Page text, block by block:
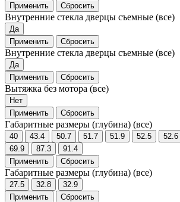
Применить
Сбросить
Внутренние стекла дверцы съемные (все)
Да
Применить
Сбросить
Внутренние стекла дверцы съемные (все)
Да
Применить
Сбросить
Вытяжка без мотора (все)
Нет
Применить
Сбросить
Габаритные размеры (глубина) (все)
40 43.4 50.7 51.7 51.9 52.5 52.6
69.9
87.3
91.4
Применить
Сбросить
Габаритные размеры (глубина) (все)
27.5 32.8
32.9
Применить
Сбросить